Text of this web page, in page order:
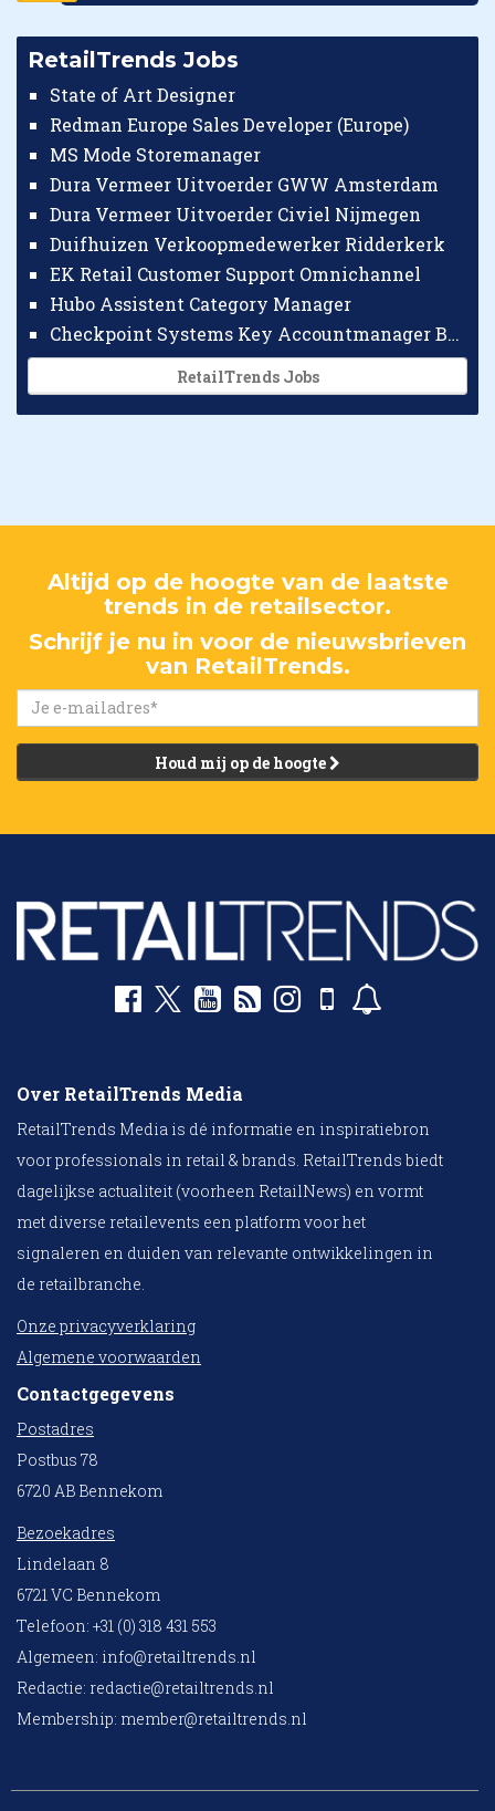
RetailTrends Jobs
State of Art Designer
Redman Europe Sales Developer (Europe)
MS Mode Storemanager
Dura Vermeer Uitvoerder GWW Amsterdam
Dura Vermeer Uitvoerder Civiel Nijmegen
Duifhuizen Verkoopmedewerker Ridderkerk
EK Retail Customer Support Omnichannel
Hubo Assistent Category Manager
Checkpoint Systems Key Accountmanager Benelux
RetailTrends Jobs
Altijd op de hoogte van de laatste
trends in de retailsector.
Schrijf je nu in voor de nieuwsbrieven
van RetailTrends.
Houd mij op de hoogte
Over RetailTrends Media
RetailTrends Media is dé informatie en inspiratiebron
voor professionals in retail & brands. RetailTrends biedt
dagelijkse actualiteit (voorheen RetailNews) en vormt
met diverse retailevents een platform voor het
signaleren en duiden van relevante ontwikkelingen in
de retailbranche.
Onze privacyverklaring
Algemene voorwaarden
Contactgegevens
Postadres
Postbus 78
6720 AB Bennekom
Bezoekadres
Lindelaan 8
6721 VC Bennekom
Telefoon: +31 (0) 318 431 553
Algemeen: info@retailtrends.nl
Redactie: redactie@retailtrends.nl
Membership: member@retailtrends.nl